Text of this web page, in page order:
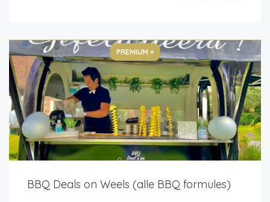
PREMIUM +
BBQ Deals on Weels (alle BBQ formules)